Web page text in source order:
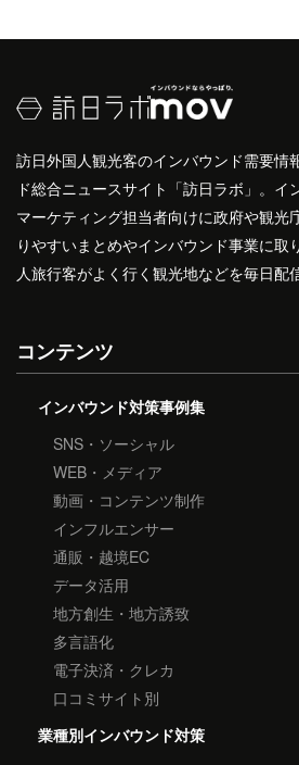
訪日外国人観光客のインバウンド需要情
ド総合ニュースサイト「訪日ラボ」。イ
マーケティング担当者向けに政府や観光
りやすいまとめやインバウンド事業に取
人旅行客がよく行く観光地などを毎日配
コンテンツ
インバウンド対策事例集
SNS・ソーシャル
WEB・メディア
動画・コンテンツ制作
インフルエンサー
通販・越境EC
データ活用
地方創生・地方誘致
多言語化
電子決済・クレカ
口コミサイト別
業種別インバウンド対策